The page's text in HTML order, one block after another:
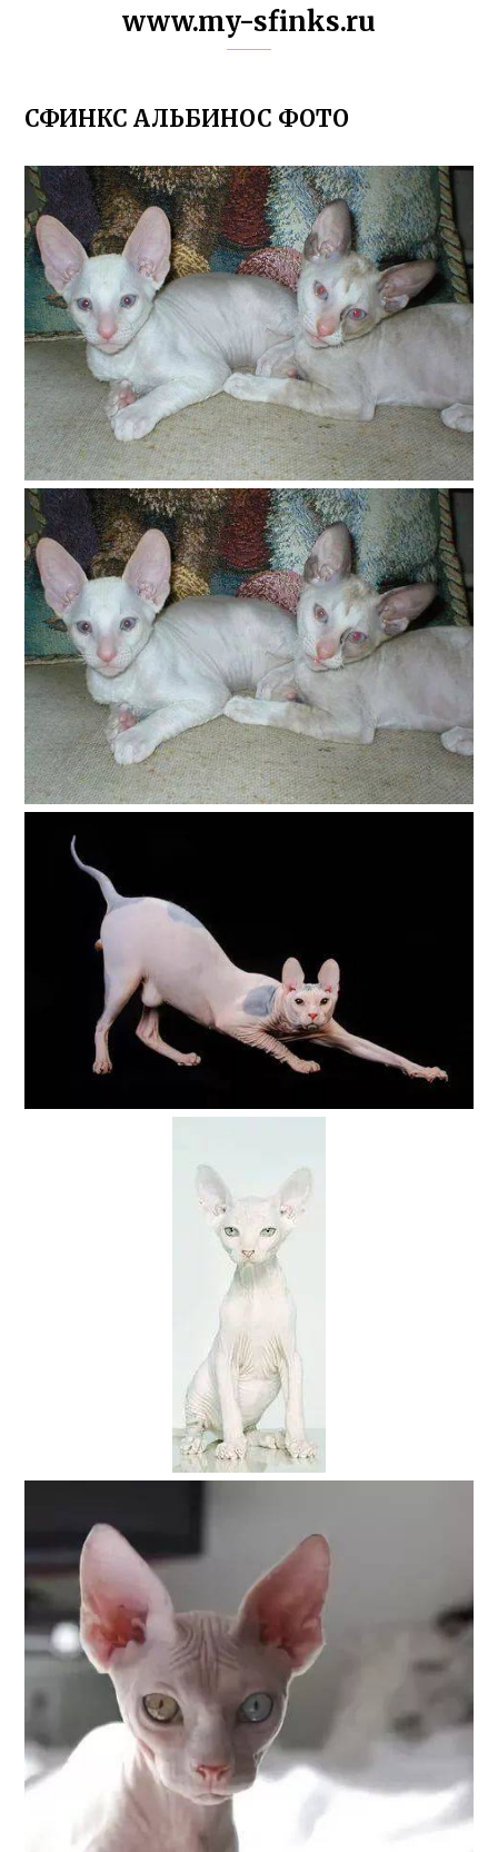
www.my-sfinks.ru
СФИНКС АЛЬБИНОС ФОТО